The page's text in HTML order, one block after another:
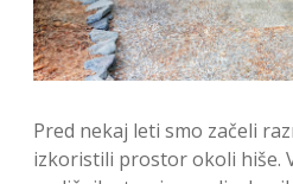
Pred nekaj leti smo začeli
izkoristili prostor okoli hiše.